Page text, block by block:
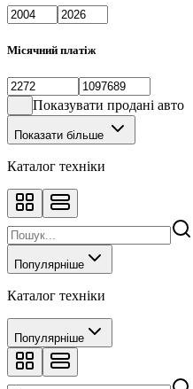
Місячний платіж
Показувати продані авто
Показати більше
Каталог техніки
Популярніше
Каталог техніки
Популярніше